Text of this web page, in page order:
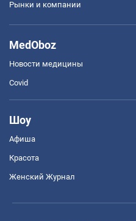
Рынки и компании
MedOboz
Новости медицины
Covid
Шоу
Афиша
Красота
Женский Журнал